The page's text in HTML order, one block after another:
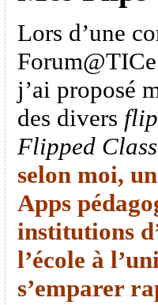
Lors d’une
j’ai proposé
des divers
Flipped
selon moi,
Apps
institutions
l’école à
s’emparer